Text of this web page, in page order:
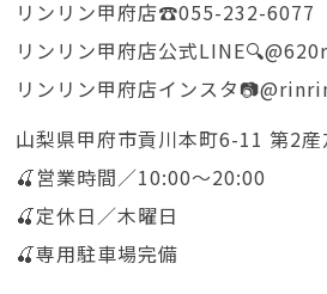
リンリン甲府店☎️055-232-6077
リンリン甲府店公式
リンリン甲府店インスタ
山梨県甲府市貢川本町6-11 第2
🍒営業時間／10:00〜20:00
🍒定休日／木曜日
🍒専用駐車場完備